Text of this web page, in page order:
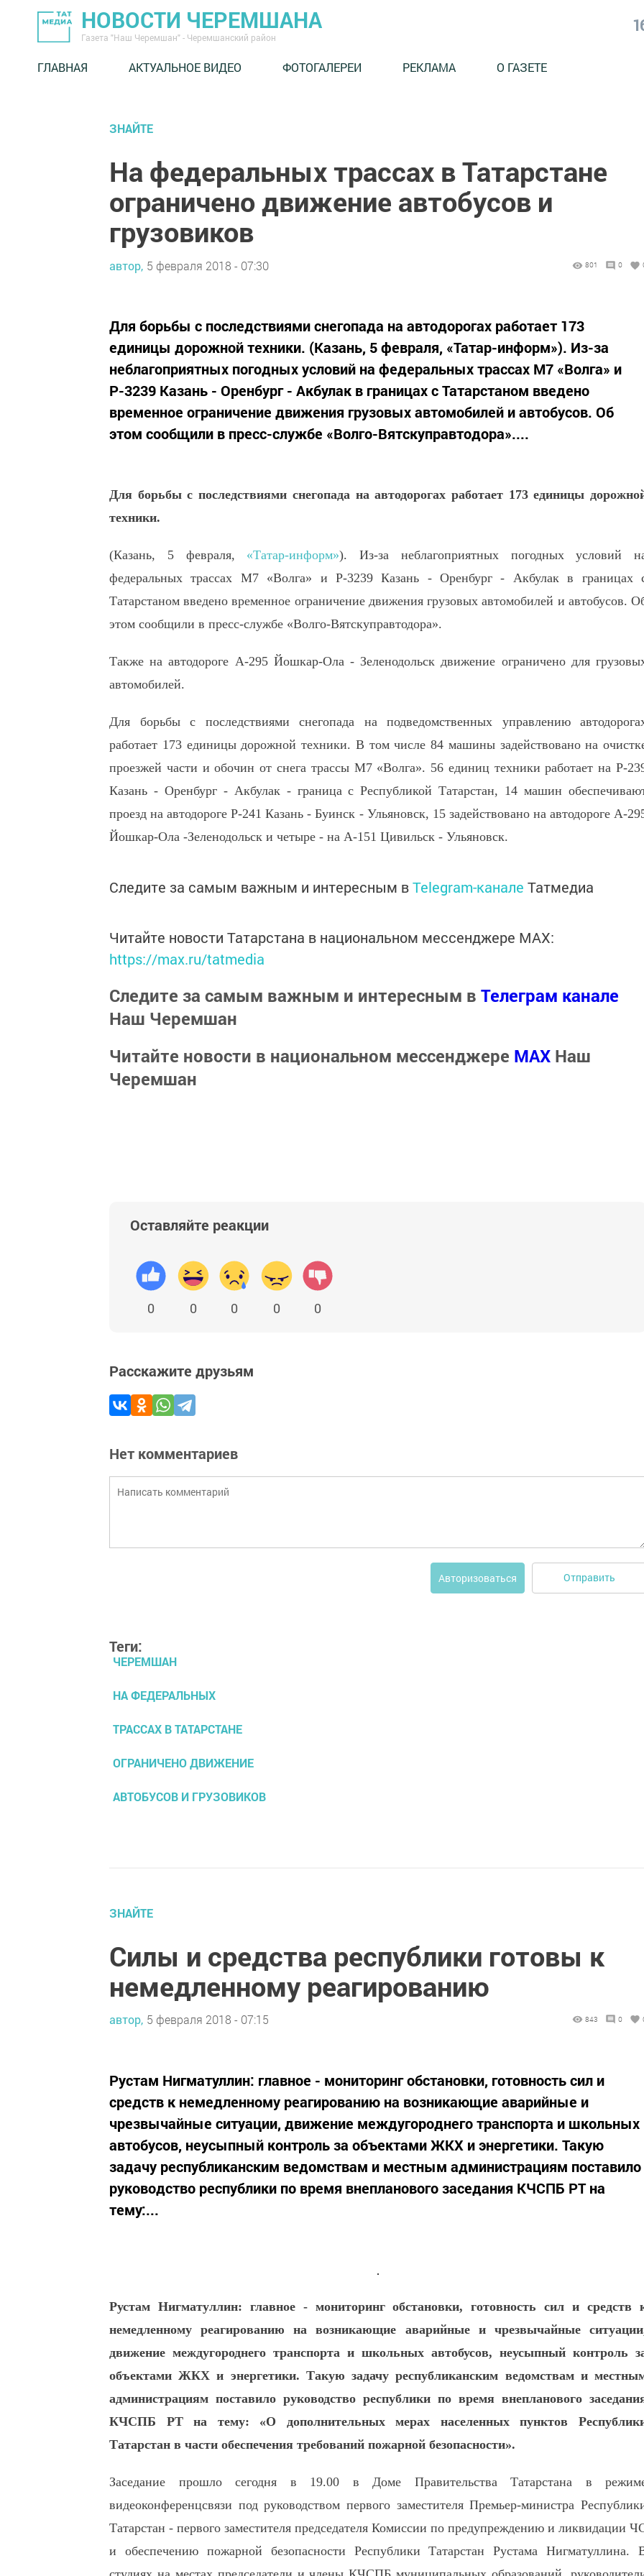
НОВОСТИ ЧЕРЕМШАНА
Газета "Наш Черемшан" - Черемшанский район
ГЛАВНАЯ АКТУАЛЬНОЕ ВИДЕО ФОТОГАЛЕРЕИ РЕКЛАМА О ГАЗЕТЕ
ЗНАЙТЕ
На федеральных трассах в Татарстане
ограничено движение автобусов и
грузовиков
автор, 5 февраля 2018 - 07:30 801 0
Для борьбы с последствиями снегопада на автодорогах работает 173
единицы дорожной техники. (Казань, 5 февраля, «Татар-информ»). Из-за
неблагоприятных погодных условий на федеральных трассах М7 «Волга» и
Р-3239 Казань - Оренбург - Акбулак в границах с Татарстаном введено
временное ограничение движения грузовых автомобилей и автобусов. Об
этом сообщили в пресс-службе «Волго-Вятскуправтодора»....
Для борьбы с последствиями снегопада на автодорогах работает 173 единицы
техники.
(Казань, 5 февраля, «Татар-информ»). Из-за неблагоприятных погодных условий
федеральных трассах М7 «Волга» и Р-3239 Казань - Оренбург - Акбулак в границах
Татарстаном введено временное ограничение движения грузовых автомобилей и автобусов.
этом сообщили в пресс-службе «Волго-Вятскуправтодора».
Также на автодороге А-295 Йошкар-Ола - Зеленодольск движение ограничено для
автомобилей.
Для борьбы с последствиями снегопада на подведомственных управлению
работает 173 единицы дорожной техники. В том числе 84 машины задействовано на
проезжей части и обочин от снега трассы М7 «Волга». 56 единиц техники работает на Р-
Казань - Оренбург - Акбулак - граница с Республикой Татарстан, 14 машин
проезд на автодороге Р-241 Казань - Буинск - Ульяновск, 15 задействовано на автодороге А-
Йошкар-Ола -Зеленодольск и четыре - на А-151 Цивильск - Ульяновск.
Следите за самым важным и интересным вTelegram-канале Татмедиа
Читайте новости Татарстана в национальном мессенджере MАХ:
https://max.ru/tatmedia
Следите за самым важным и интересным в Телеграм канале
Наш Черемшан
Читайте новости в национальном мессенджере MАХ Наш
Черемшан
Оставляйте реакции
0 0 0 0 0
Расскажите друзьям
Нет комментариев
Авторизоваться Отправить
Теги:
ЧЕРЕМШАН
НА ФЕДЕРАЛЬНЫХ
ТРАССАХ В ТАТАРСТАНЕ
ОГРАНИЧЕНО ДВИЖЕНИЕ
АВТОБУСОВ И ГРУЗОВИКОВ
ЗНАЙТЕ
Силы и средства республики готовы к
немедленному реагированию
автор, 5 февраля 2018 - 07:15 843 0
Рустам Нигматуллин: главное - мониторинг обстановки, готовность сил и
средств к немедленному реагированию на возникающие аварийные и
чрезвычайные ситуации, движение междугороднего транспорта и школьных
автобусов, неусыпный контроль за объектами ЖКХ и энергетики. Такую
задачу республиканским ведомствам и местным администрациям поставило
руководство республики по время внепланового заседания КЧСПБ РТ на
тему:...
Рустам Нигматуллин: главное - мониторинг обстановки, готовность сил и средств
немедленному реагированию на возникающие аварийные и чрезвычайные
движение междугороднего транспорта и школьных автобусов, неусыпный контроль
объектами ЖКХ и энергетики. Такую задачу республиканским ведомствам и
администрациям поставило руководство республики по время внепланового
КЧСПБ РТ на тему: «О дополнительных мерах населенных пунктов
Татарстан в части обеспечения требований пожарной безопасности».
Заседание прошло сегодня в 19.00 в Доме Правительства Татарстана в
видеоконференцсвязи под руководством первого заместителя Премьер-министра
Татарстан - первого заместителя председателя Комиссии по предупреждению и ликвидации
и обеспечению пожарной безопасности Республики Татарстан Рустама Нигматуллина.